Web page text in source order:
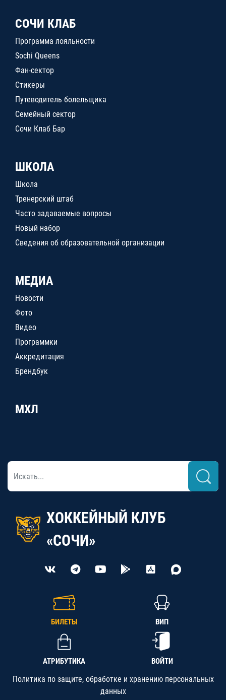
СОЧИ КЛАБ
Программа лояльности
Sochi Queens
Фан-сектор
Стикеры
Путеводитель болельщика
Семейный сектор
Сочи Клаб Бар
ШКОЛА
Школа
Тренерский штаб
Часто задаваемые вопросы
Новый набор
Сведения об образовательной организации
МЕДИА
Новости
Фото
Видео
Программки
Аккредитация
Брендбук
МХЛ
ХОККЕЙНЫЙ КЛУБ
«СОЧИ»
БИЛЕТЫ ВИП
АТРИБУТИКА ВОЙТИ
Политика по защите, обработке и хранению персональных
данных